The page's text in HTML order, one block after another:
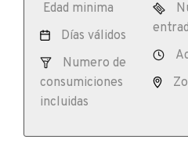
Edad minima
Días válidos
Numero de
consumiciones
incluidas